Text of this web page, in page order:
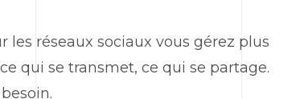
les réseaux sociaux vous gérez plus
qui se transmet, ce qui se partage.